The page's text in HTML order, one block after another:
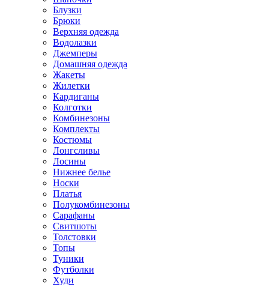
Блузки
Брюки
Верхняя одежда
Водолазки
Джемперы
Домашняя одежда
Жакеты
Жилетки
Кардиганы
Колготки
Комбинезоны
Комплекты
Костюмы
Лонгсливы
Лосины
Нижнее белье
Носки
Платья
Полукомбинезоны
Сарафаны
Свитшоты
Толстовки
Топы
Туники
Футболки
Худи